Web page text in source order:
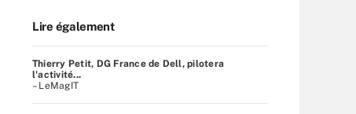
Lire également
Thierry Petit, DG France de Dell, pilotera
l'activité...
– LeMagIT